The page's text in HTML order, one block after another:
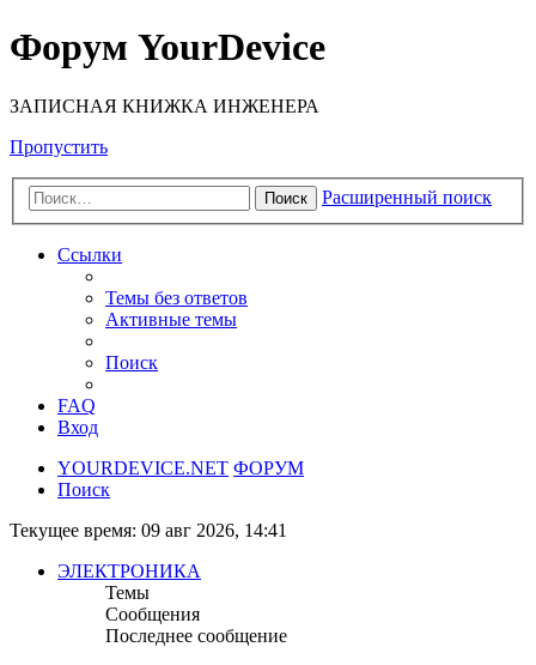
Форум YourDevice
ЗАПИСНАЯ КНИЖКА ИНЖЕНЕРА
Пропустить
Поиск Расширенный поиск
Ссылки
Темы без ответов
Активные темы
Поиск
FAQ
Вход
YOURDEVICE.NET ФОРУМ
Поиск
Текущее время: 09 авг 2026, 14:41
ЭЛЕКТРОНИКА
Темы
Сообщения
Последнее сообщение